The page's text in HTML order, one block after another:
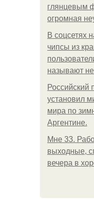
глянцевым
огромная
В соцсетях
чипсы из
называют
Российский
установил
мира по
Аргентине.
Мне 33.
выходные,
вечера в